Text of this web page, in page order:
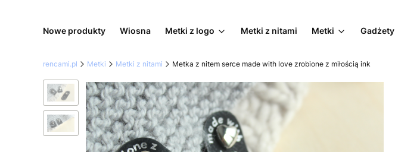
Nowe produkty Wiosna Metki z logo Metki z nitami Metki Gadżety
rencami.pl Metki Metki z nitami Metka z nitem serce made with love zrobione z miłością ink